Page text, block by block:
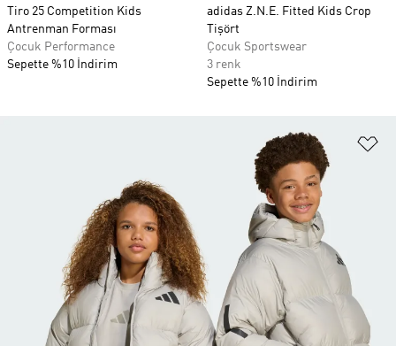
Tiro 25 Competition Kids
Antrenman Forması
Çocuk Performance
Sepette %10 İndirim
adidas Z.N.E. Fitted Kids Crop
Tişört
Çocuk Sportswear
3 renk
Sepette %10 İndirim